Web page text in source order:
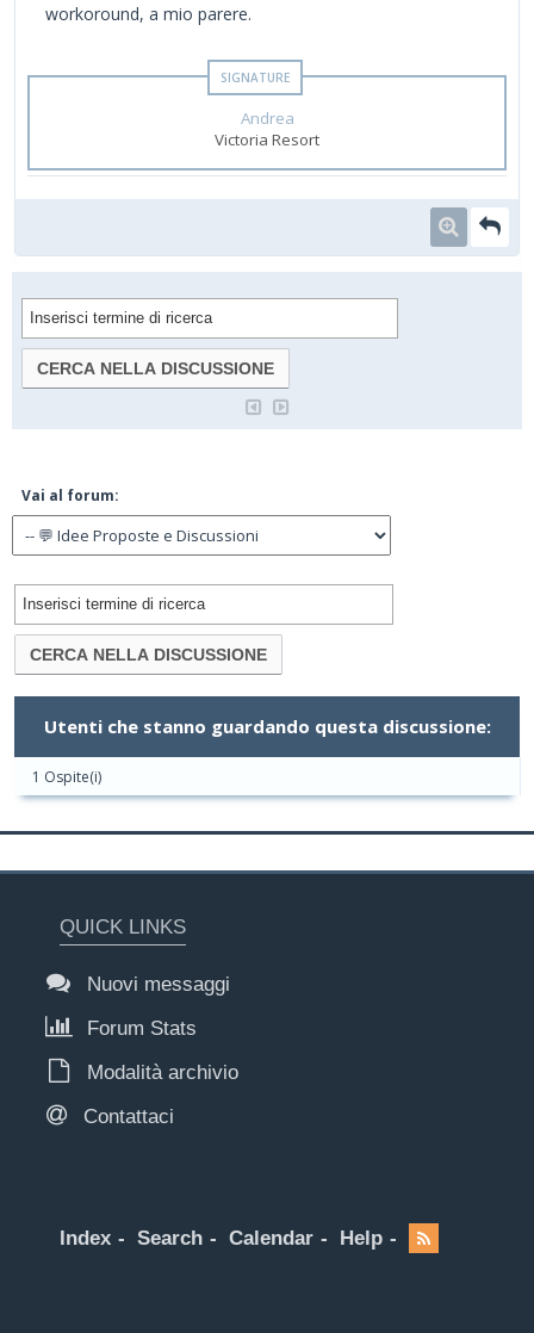
workoround, a mio parere.
Andrea
Victoria Resort
Vai al forum:
Utenti che stanno guardando questa discussione:
1 Ospite(i)
QUICK LINKS
Nuovi messaggi
Forum Stats
Modalità archivio
Contattaci
Index Search Calendar Help